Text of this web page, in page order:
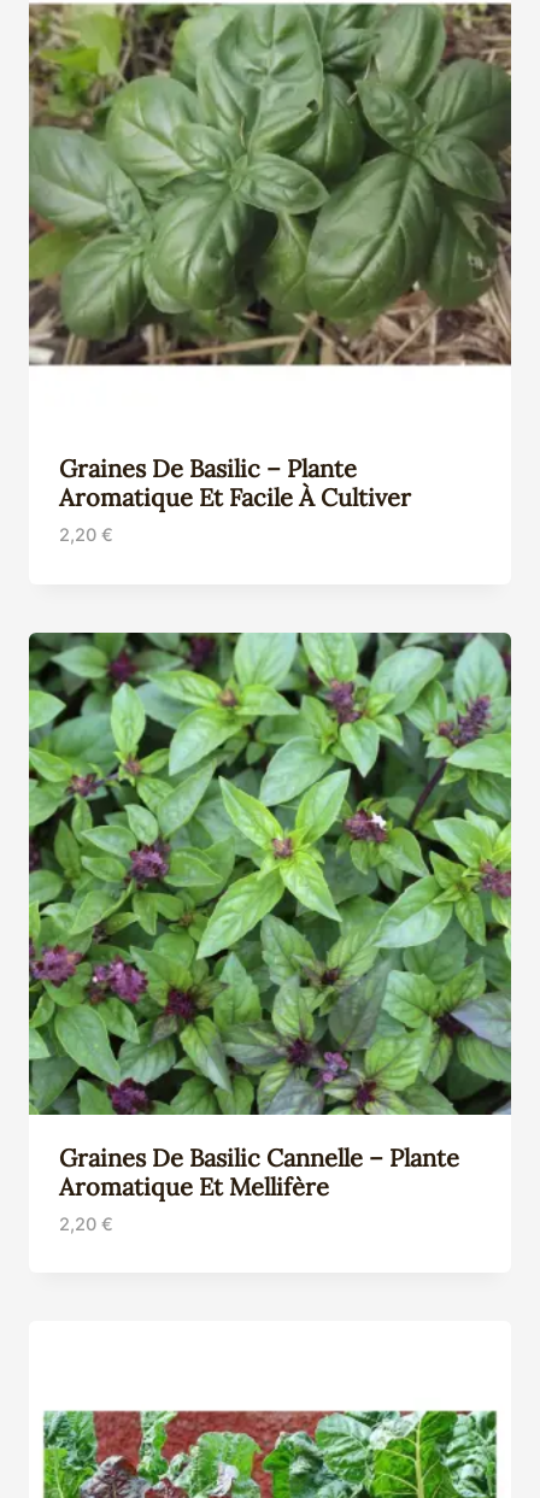
Graines De Basilic – Plante
Aromatique Et Facile À Cultiver
2,20 €
Graines De Basilic Cannelle – Plante
Aromatique Et Mellifère
2,20 €